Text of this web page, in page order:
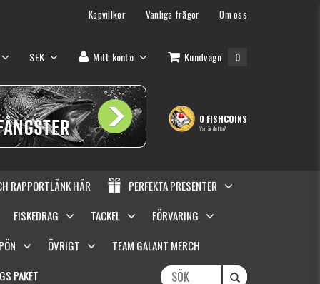
Köpvillkor Vanliga frågor Om oss
SEK Mitt konto Kundvagn 0
0 FISHCOINS
Vad är detta?
RAPPORTLÄNK HÄR
PERFEKTA PRESENTER
FISKEDRAG TACKEL
FÖRVARING
ÖVRIGT
TEAM GALANT MERCH
PAKET